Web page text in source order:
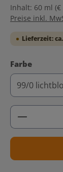
Inhalt: 60 ml
Preise inkl.
Lieferzeit:
Farbe
Produkt